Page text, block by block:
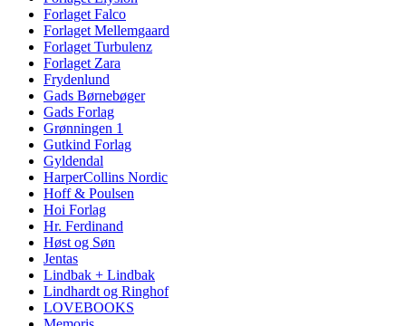
Forlaget Falco
Forlaget Mellemgaard
Forlaget Turbulenz
Forlaget Zara
Frydenlund
Gads Børnebøger
Gads Forlag
Grønningen 1
Gutkind Forlag
Gyldendal
HarperCollins Nordic
Hoff & Poulsen
Hoi Forlag
Hr. Ferdinand
Høst og Søn
Jentas
Lindbak + Lindbak
Lindhardt og Ringhof
LOVEBOOKS